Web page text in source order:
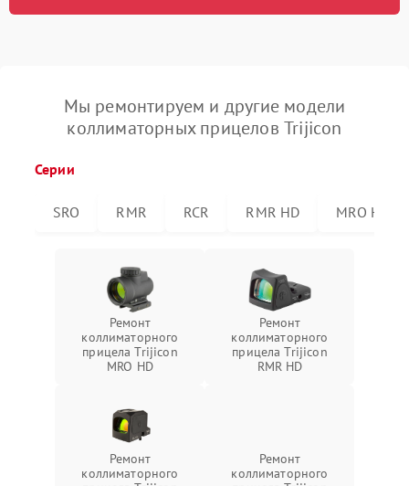
Мы ремонтируем и другие модели
коллиматорных прицелов Trijicon
Серии
SRO RMR RCR RMR HD MRO HD
Ремонт
коллиматорного
прицела Trijicon
MRO HD
Ремонт
коллиматорного
прицела Trijicon
RMR HD
Ремонт
коллиматорного
Ремонт
коллиматорного